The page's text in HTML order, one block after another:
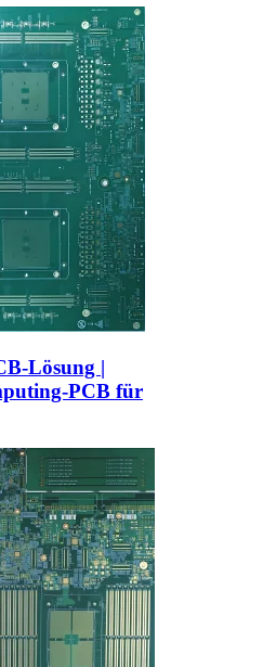
Lösung |
PCB für